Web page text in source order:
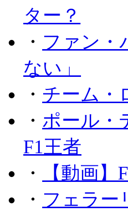
ター？
・ ファン・
ない」
・ チーム・
・ ポール・
F1王者
・
【動画
・ フェラー